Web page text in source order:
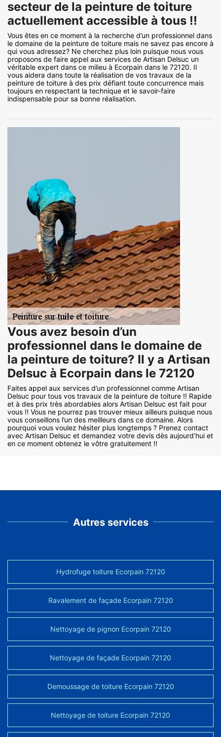
secteur de la peinture de toiture
actuellement accessible à tous !!
Vous êtes en ce moment à la recherche d’un professionnel dans
le domaine de la peinture de toiture mais ne savez pas encore à
qui vous adressez? Ne cherchez plus loin puisque nous vous
proposons de faire appel aux services de Artisan Delsuc un
véritable expert dans ce milieu à Ecorpain dans le 72120. Il
vous aidera dans toute la réalisation de vos travaux de la
peinture de toiture à des prix défiant toute concurrence mais
toujours en respectant la technique et le savoir-faire
indispensable pour sa bonne réalisation.
Vous avez besoin d’un
professionnel dans le domaine de
la peinture de toiture? Il y a Artisan
Delsuc à Ecorpain dans le 72120
Faites appel aux services d’un professionnel comme Artisan
Delsuc pour tous vos travaux de la peinture de toiture !! Rapide
et à des prix très abordables alors Artisan Delsuc est fait pour
vous !! Vous ne pourrez pas trouver mieux ailleurs puisque nous
vous conseillons l’un des meilleurs dans ce domaine. Alors
pourquoi vous voulez hésiter plus longtemps ? Prenez contact
avec Artisan Delsuc et demandez votre devis dès aujourd’hui et
en ce moment obtenez le vôtre gratuitement !!
Autres services
Hydrofuge toiture Ecorpain 72120
Ravalement de façade Ecorpain 72120
Nettoyage de pignon Ecorpain 72120
Nettoyage de façade Ecorpain 72120
Demoussage de toiture Ecorpain 72120
Nettoyage de toiture Ecorpain 72120